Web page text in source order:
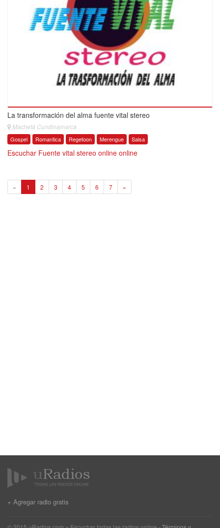
La transformación del alma fuente vital stereo
Machetá Cundinamarca
Gospel Romantica Regetoon Merengue Salsa
Escuchar Fuente vital stereo online online
« 1 2 3 4 5 6 7 »
+ Agregar radio gratis